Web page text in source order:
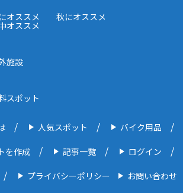
オススメ 秋にオススメ
オススメ
施設
スポット
人気スポット バイク用品
を作成 記事一覧 ログイン
プライバシーポリシー お問い合わせ